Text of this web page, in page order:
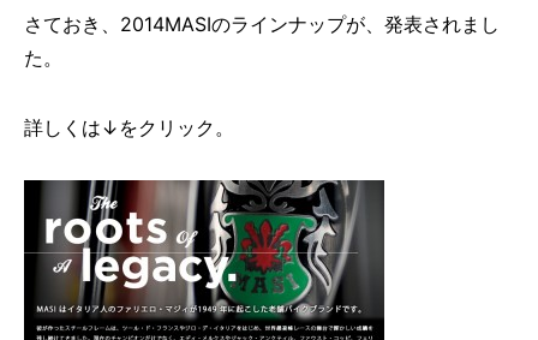
さておき、2014MASIのラインナップが、発表されまし
た。
詳しくは↓をクリック。